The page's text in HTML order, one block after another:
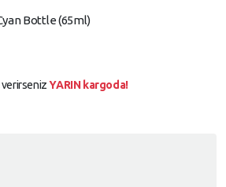
Bottle (65ml)
verirsenizYARIN kargoda!